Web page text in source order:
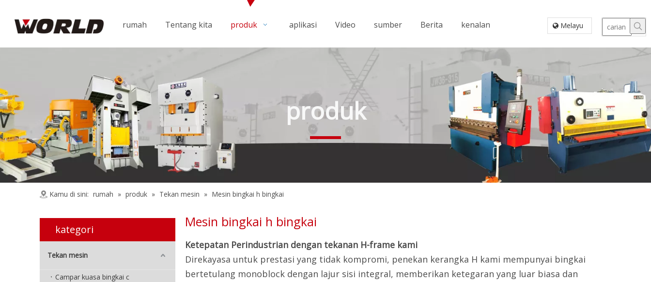
rumah Tentang kita produk aplikasi Video sumber Berita kenalan Melayu
produk
Kamu di sini: rumah » produk » Tekan mesin » Mesin bingkai h bingkai
kategori
Tekan mesin
Campar kuasa bingkai c
Mesin bingkai h bingkai
Ketepatan Perindustrian dengan tekanan H-frame kami‌
Direkayasa untuk prestasi yang tidak kompromi, penekan kerangka H kami mempunyai bingkai
bertetulang ‌monoblock dengan lajur sisi integral, memberikan ketegaran yang luar biasa dan